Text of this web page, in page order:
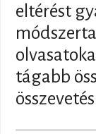
eltérést
tágabb